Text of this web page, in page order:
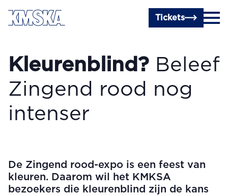
Ga naar hoofdinhoud
Tickets
Kleurenblind? Beleef
Zingend rood nog
intenser
De Zingend rood-expo is een feest van
kleuren. Daarom wil het KMKSA
bezoekers die kleurenblind zijn de kans